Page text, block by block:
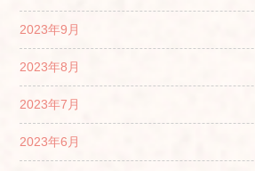
2023年9月
2023年8月
2023年7月
2023年6月